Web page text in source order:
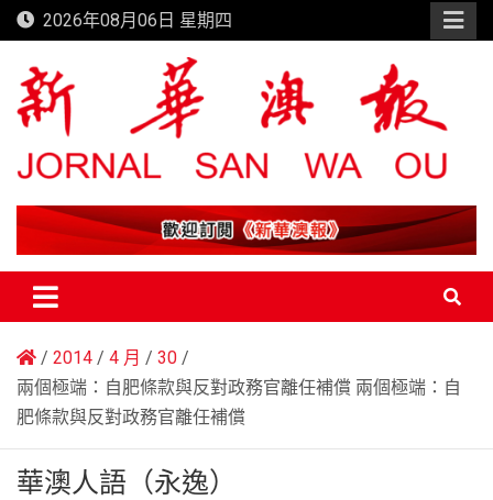
Skip
to
content
2026年08月06日 星期四
新華澳報
2014 4 月
30
兩個極端：自肥條款與反對政務官離任補償 兩個極端：自
肥條款與反對政務官離任補償
華澳人語（永逸）